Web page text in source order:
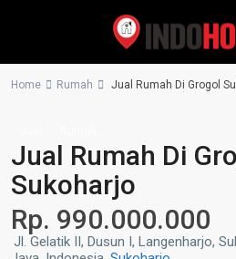
Home Rumah Jual Rumah Di Grogol
Jual Rumah Di
Sukoharjo
Rp. 990.000.000
Jl. Gelatik II, Dusun I, Langenharjo,